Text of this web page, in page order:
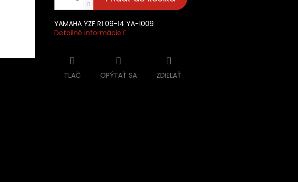
YAMAHA YZF R1 09-14 YA-1009
Detailné informácie
TLAČ OPÝTAŤ SA ZDIEĽAŤ